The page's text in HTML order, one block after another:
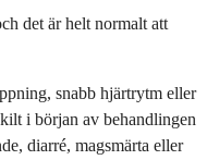
det är helt normalt att
snabb hjärtrytm eller
i början av behandlingen
diarré, magsmärta eller